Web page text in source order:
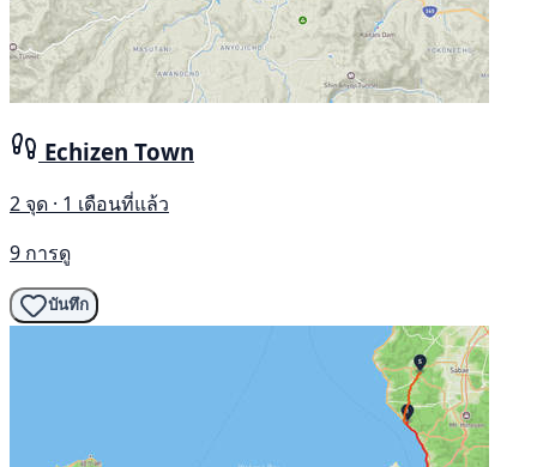
Echizen Town
2 จุด · 1 เดือนที่แล้ว
9 การดู
บันทึก